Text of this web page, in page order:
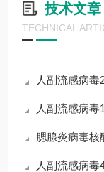
技术文章
TECHNICAL
人副流感病
人副流感病
腮腺炎病毒核
人副流感病